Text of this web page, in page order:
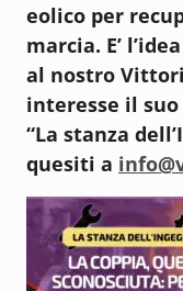
eolico per
marcia. E’
al nostro
interesse il
“La stanza
quesiti a